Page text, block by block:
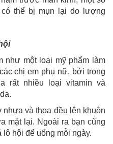
thể bị mụn lại do lượng
như một loại mỹ phẩm làm
chị em phụ nữ, bởi trong
rất nhiều loại vitamin và
nhựa và thoa đều lên khuôn
mặt lại. Ngoài ra bạn cũng
hội để uống mỗi ngày.